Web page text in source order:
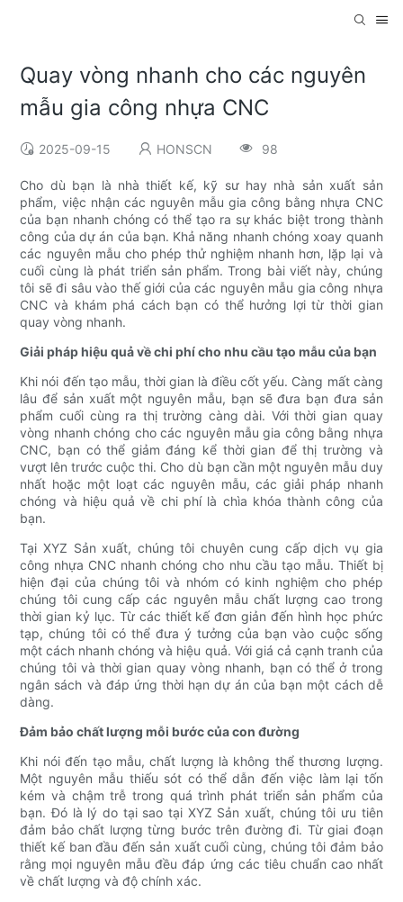
Quay vòng nhanh cho các nguyên
mẫu gia công nhựa CNC
2025-09-15 HONSCN 98
Cho dù bạn là nhà thiết kế, kỹ sư hay nhà sản xuất sản
phẩm, việc nhận các nguyên mẫu gia công bằng nhựa CNC
của bạn nhanh chóng có thể tạo ra sự khác biệt trong thành
công của dự án của bạn. Khả năng nhanh chóng xoay quanh
các nguyên mẫu cho phép thử nghiệm nhanh hơn, lặp lại và
cuối cùng là phát triển sản phẩm. Trong bài viết này, chúng
tôi sẽ đi sâu vào thế giới của các nguyên mẫu gia công nhựa
CNC và khám phá cách bạn có thể hưởng lợi từ thời gian
quay vòng nhanh.
Giải pháp hiệu quả về chi phí cho nhu cầu tạo mẫu của bạn
Khi nói đến tạo mẫu, thời gian là điều cốt yếu. Càng mất càng
lâu để sản xuất một nguyên mẫu, bạn sẽ đưa bạn đưa sản
phẩm cuối cùng ra thị trường càng dài. Với thời gian quay
vòng nhanh chóng cho các nguyên mẫu gia công bằng nhựa
CNC, bạn có thể giảm đáng kể thời gian để thị trường và
vượt lên trước cuộc thi. Cho dù bạn cần một nguyên mẫu duy
nhất hoặc một loạt các nguyên mẫu, các giải pháp nhanh
chóng và hiệu quả về chi phí là chìa khóa thành công của
bạn.
Tại XYZ Sản xuất, chúng tôi chuyên cung cấp dịch vụ gia
công nhựa CNC nhanh chóng cho nhu cầu tạo mẫu. Thiết bị
hiện đại của chúng tôi và nhóm có kinh nghiệm cho phép
chúng tôi cung cấp các nguyên mẫu chất lượng cao trong
thời gian kỷ lục. Từ các thiết kế đơn giản đến hình học phức
tạp, chúng tôi có thể đưa ý tưởng của bạn vào cuộc sống
một cách nhanh chóng và hiệu quả. Với giá cả cạnh tranh của
chúng tôi và thời gian quay vòng nhanh, bạn có thể ở trong
ngân sách và đáp ứng thời hạn dự án của bạn một cách dễ
dàng.
Đảm bảo chất lượng mỗi bước của con đường
Khi nói đến tạo mẫu, chất lượng là không thể thương lượng.
Một nguyên mẫu thiếu sót có thể dẫn đến việc làm lại tốn
kém và chậm trễ trong quá trình phát triển sản phẩm của
bạn. Đó là lý do tại sao tại XYZ Sản xuất, chúng tôi ưu tiên
đảm bảo chất lượng từng bước trên đường đi. Từ giai đoạn
thiết kế ban đầu đến sản xuất cuối cùng, chúng tôi đảm bảo
rằng mọi nguyên mẫu đều đáp ứng các tiêu chuẩn cao nhất
về chất lượng và độ chính xác.